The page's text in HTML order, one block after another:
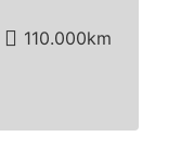
110.000km